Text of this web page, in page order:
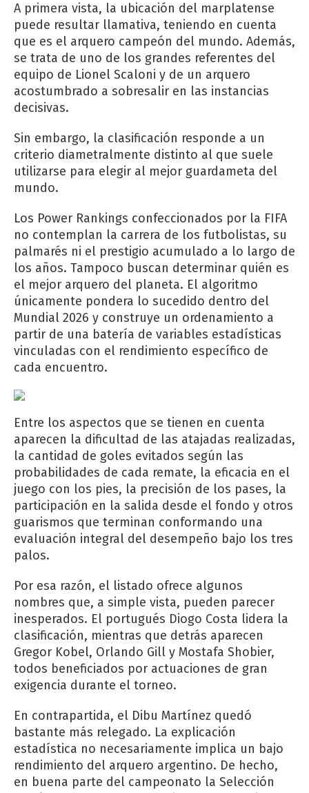
A primera vista, la ubicación del marplatense
puede resultar llamativa, teniendo en cuenta
que es el arquero campeón del mundo. Además,
se trata de uno de los grandes referentes del
equipo de Lionel Scaloni y de un arquero
acostumbrado a sobresalir en las instancias
decisivas.
Sin embargo, la clasificación responde a un
criterio diametralmente distinto al que suele
utilizarse para elegir al mejor guardameta del
mundo.
Los Power Rankings confeccionados por la FIFA
no contemplan la carrera de los futbolistas, su
palmarés ni el prestigio acumulado a lo largo de
los años. Tampoco buscan determinar quién es
el mejor arquero del planeta. El algoritmo
únicamente pondera lo sucedido dentro del
Mundial 2026 y construye un ordenamiento a
partir de una batería de variables estadísticas
vinculadas con el rendimiento específico de
cada encuentro.
Entre los aspectos que se tienen en cuenta
aparecen la dificultad de las atajadas realizadas,
la cantidad de goles evitados según las
probabilidades de cada remate, la eficacia en el
juego con los pies, la precisión de los pases, la
participación en la salida desde el fondo y otros
guarismos que terminan conformando una
evaluación integral del desempeño bajo los tres
palos.
Por esa razón, el listado ofrece algunos
nombres que, a simple vista, pueden parecer
inesperados. El portugués Diogo Costa lidera la
clasificación, mientras que detrás aparecen
Gregor Kobel, Orlando Gill y Mostafa Shobier,
todos beneficiados por actuaciones de gran
exigencia durante el torneo.
En contrapartida, el Dibu Martínez quedó
bastante más relegado. La explicación
estadística no necesariamente implica un bajo
rendimiento del arquero argentino. De hecho,
en buena parte del campeonato la Selección